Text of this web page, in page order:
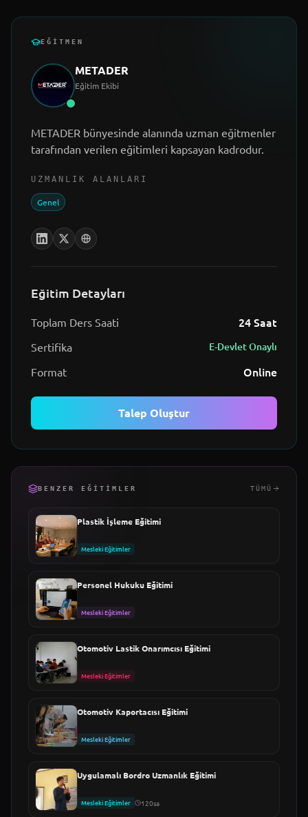
EĞITMEN
METADER
Eğitim Ekibi
METADER bünyesinde alanında uzman eğitmenler
tarafından verilen eğitimleri kapsayan kadrodur.
UZMANLIK ALANLARI
Genel
Eğitim Detayları
Toplam Ders Saati 24Saat
Sertifika E-Devlet Onaylı
Format Online
Talep Oluştur
BENZER EĞITIMLER TÜMÜ
Plastik İşleme Eğitimi
Mesleki Eğitimler
Personel Hukuku Eğitimi
Mesleki Eğitimler
Otomotiv Lastik Onarımcısı Eğitimi
Mesleki Eğitimler
Otomotiv Kaportacısı Eğitimi
Mesleki Eğitimler
Uygulamalı Bordro Uzmanlık Eğitimi
Mesleki Eğitimler 120sa